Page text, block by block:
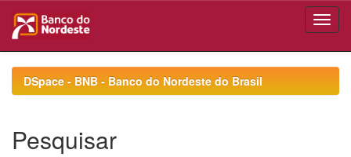
navigationDSpace - BNB - Banco do Nordeste do Brasil
Pesquisar